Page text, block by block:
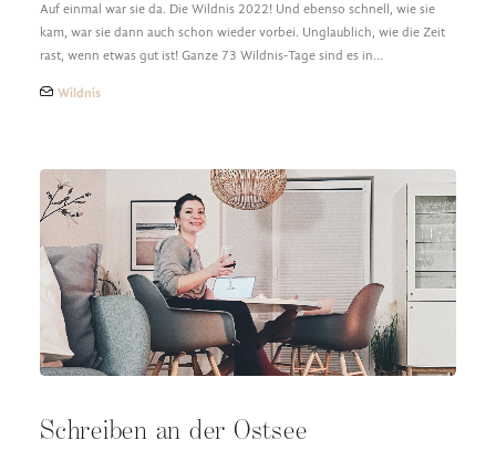
Auf einmal war sie da. Die Wildnis 2022! Und ebenso schnell, wie sie
kam, war sie dann auch schon wieder vorbei. Unglaublich, wie die Zeit
rast, wenn etwas gut ist! Ganze 73 Wildnis-Tage sind es in…
Wildnis
Schreiben an der Ostsee